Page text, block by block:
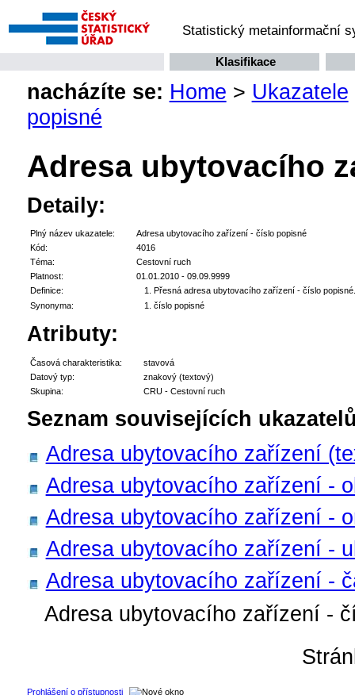
Statistický metainformační
Klasifikace
nacházíte se: Home > Ukazatele
popisné
Adresa ubytovacího
Detaily:
Plný název ukazatele:
Adresa ubytovacího zařízení - číslo popisné
Kód:
4016
Téma:
Cestovní ruch
Platnost:
01.01.2010 - 09.09.9999
Definice:
Přesná adresa ubytovacího zařízení - číslo popisné.
Synonyma:
číslo popisné
Atributy:
Časová charakteristika:
stavová
Datový typ:
znakový (textový)
Skupina:
CRU - Cestovní ruch
Seznam souvisejících
Adresa ubytovacího zařízení
Adresa ubytovacího zařízení -
Adresa ubytovacího zařízení -
Adresa ubytovacího zařízení -
Adresa ubytovacího zařízení -
Adresa ubytovacího zařízení -
Prohlášení o přístupnosti